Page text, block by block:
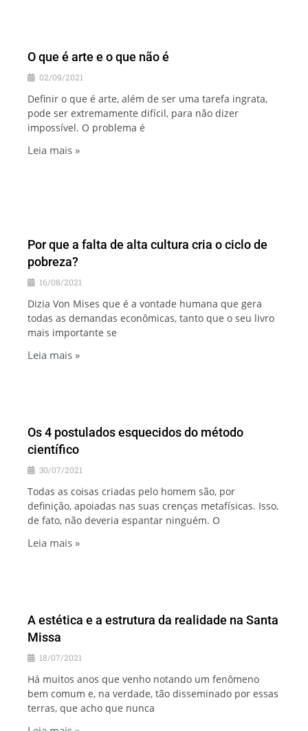
O que é arte e o que não é
02/09/2021
Definir o que é arte, além de ser uma tarefa ingrata,
pode ser extremamente difícil, para não dizer
impossível. O problema é
Leia mais »
Por que a falta de alta cultura cria o ciclo de
pobreza?
16/08/2021
Dizia Von Mises que é a vontade humana que gera
todas as demandas econômicas, tanto que o seu livro
mais importante se
Leia mais »
Os 4 postulados esquecidos do método
científico
30/07/2021
Todas as coisas criadas pelo homem são, por
definição, apoiadas nas suas crenças metafísicas. Isso,
de fato, não deveria espantar ninguém. O
Leia mais »
A estética e a estrutura da realidade na Santa
Missa
18/07/2021
Há muitos anos que venho notando um fenômeno
bem comum e, na verdade, tão disseminado por essas
terras, que acho que nunca